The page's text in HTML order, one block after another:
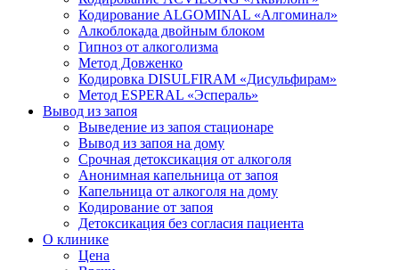
Кодирование ALGOMINAL «Алгоминал»
Алкоблокада двойным блоком
Гипноз от алкоголизма
Метод Довженко
Кодировка DISULFIRAM «Дисульфирам»
Метод ESPERAL «Эспераль»
Вывод из запоя
Выведение из запоя стационаре
Вывод из запоя на дому
Срочная детоксикация от алкоголя
Анонимная капельница от запоя
Капельница от алкоголя на дому
Кодирование от запоя
Детоксикация без согласия пациента
О клинике
Цена